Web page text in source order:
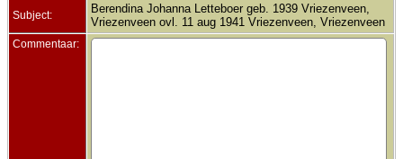
Subject:
Berendina Johanna Letteboer geb. 1939 Vriezenveen,
Vriezenveen ovl. 11 aug 1941 Vriezenveen, Vriezenveen
Commentaar: